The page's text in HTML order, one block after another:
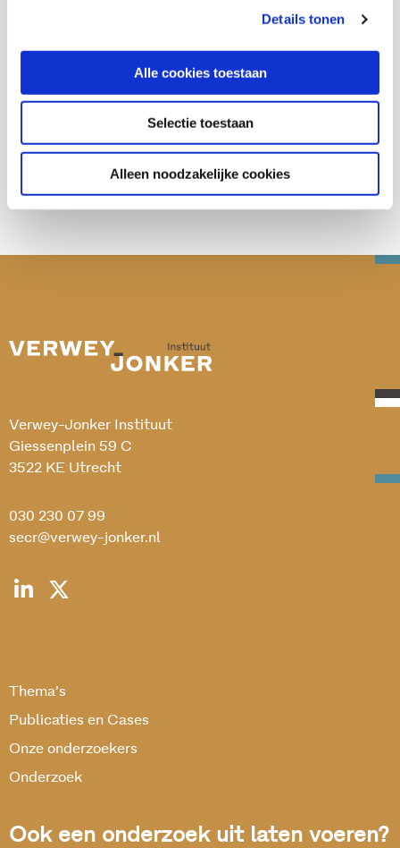
Details tonen
Alle cookies toestaan
Selectie toestaan
Alleen noodzakelijke cookies
Deel deze publicatie op:
Verwey-Jonker Instituut
Giessenplein 59 C
3522 KE Utrecht
030 230 07 99
secr@verwey-jonker.nl
Thema’s
Publicaties en Cases
Onze onderzoekers
Onderzoek
Ook een onderzoek uit laten voeren?